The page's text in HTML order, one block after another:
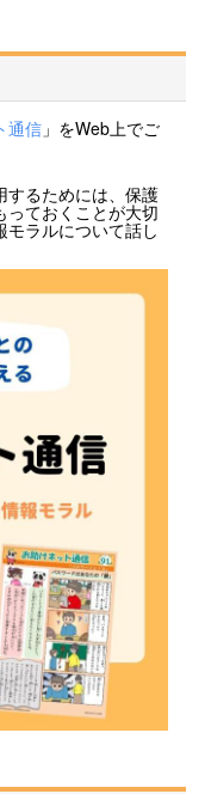
通信 」をWeb上でご
するためには、保護
っておくことが大切
ラルについて話し